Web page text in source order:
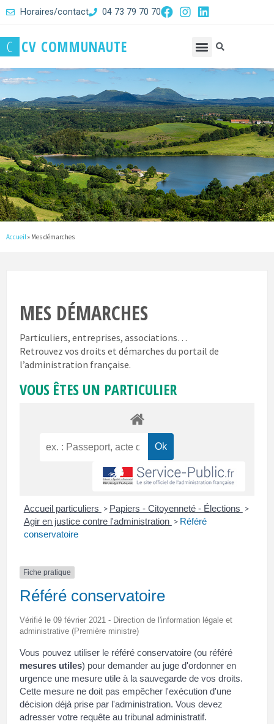
Horaires/contact 04 73 79 70 70
C CV COMMUNAUTE
Accueil » Mes démarches
MES DÉMARCHES
Particuliers, entreprises, associations…
Retrouvez vos droits et démarches du portail de
l’administration française.
VOUS ÊTES UN PARTICULIER
Accueil particuliers > Papiers - Citoyenneté - Élections >
Agir en justice contre l'administration > Référé
conservatoire
Fiche pratique
Référé conservatoire
Vérifié le 09 février 2021 - Direction de l'information légale et
administrative (Première ministre)
Vous pouvez utiliser le référé conservatoire (ou référé
mesures utiles) pour demander au juge d'ordonner en
urgence une mesure utile à la sauvegarde de vos droits.
Cette mesure ne doit pas empêcher l'exécution d'une
décision déjà prise par l'administration. Vous devez
adresser votre requête au tribunal administratif.